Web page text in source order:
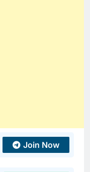
Join Now